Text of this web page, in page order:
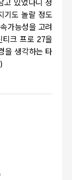
고 있었다니 정
기도 놀랄 정도
가능성을 고려
티크 프로 27을
을 생각하는 타